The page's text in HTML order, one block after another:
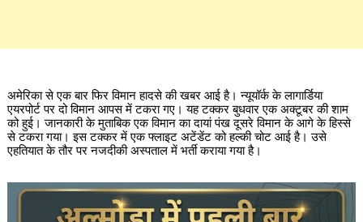
अमेरिका से एक बार फिर विमान हादसे की खबर आई है। न्यूयॉर्क के लागार्डिया
एयरपोर्ट पर दो विमान आपस में टकरा गए। यह टक्कर बुधवार एक अक्टूबर की शाम
को हुई। जानकारी के मुताबिक एक विमान का दायां पंख दूसरे विमान के आगे के हिस्से
से टकरा गया। इस टक्कर में एक फ्लाइट अटेंडेंट को हल्की चोट आई है। उसे
एहतियात के तौर पर नजदीकी अस्पताल में भर्ती कराया गया है।